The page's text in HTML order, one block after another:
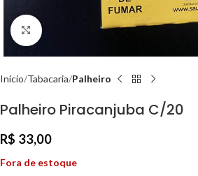
Clique para ampliar
Início Tabacaria Palheiro
Palheiro Piracanjuba C/20
R$ 33,00
Fora de estoque